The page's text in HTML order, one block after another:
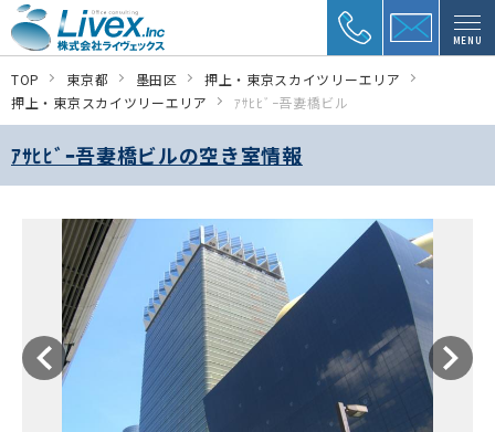
MENU
TOP 東京都 墨田区
押上・東京スカイツリーエリア
押上・東京スカイツリーエリア
ｱｻﾋﾋﾞｰ吾妻橋ビル
ｱｻﾋﾋﾞｰ吾妻橋ビルの空き室情報